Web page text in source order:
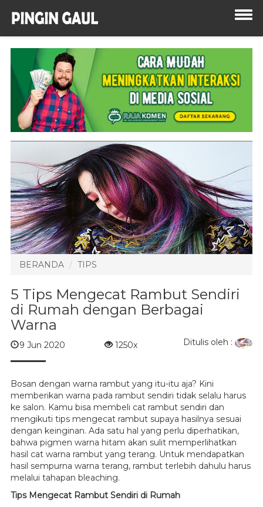
BERANDA TIPS
5 Tips Mengecat Rambut Sendiri
di Rumah dengan Berbagai
Warna
9 Jun 2020 1250x Ditulis oleh :
Bosan dengan warna rambut yang itu-itu aja? Kini
memberikan warna pada rambut sendiri tidak selalu harus
ke salon. Kamu bisa membeli cat rambut sendiri dan
mengikuti tips mengecat rambut supaya hasilnya sesuai
dengan keinginan. Ada satu hal yang perlu diperhatikan,
bahwa pigmen warna hitam akan sulit memperlihatkan
hasil cat warna rambut yang terang. Untuk mendapatkan
hasil sempurna warna terang, rambut terlebih dahulu harus
melalui tahapan bleaching.
Tips Mengecat Rambut Sendiri di Rumah